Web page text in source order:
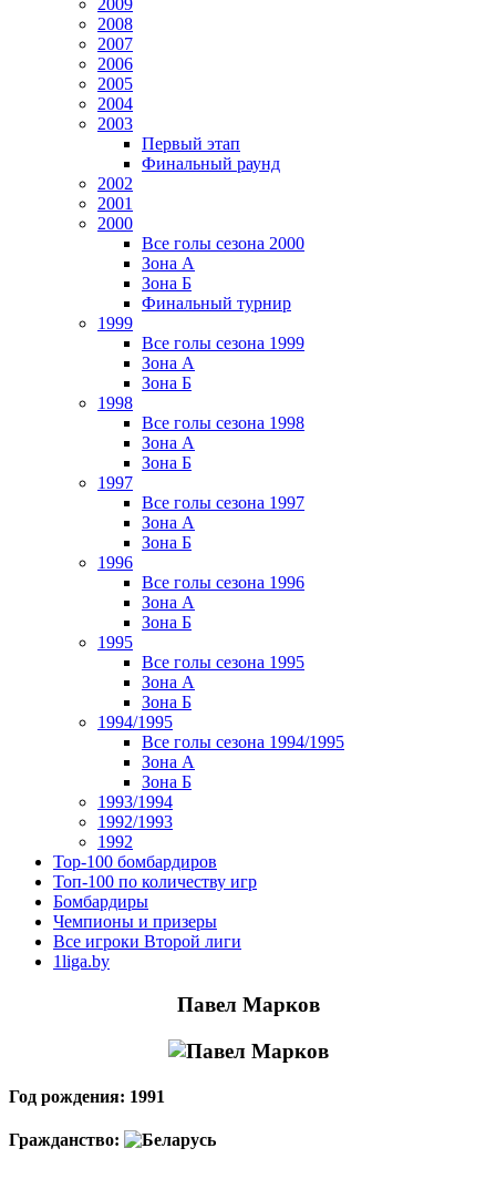
2009
2008
2007
2006
2005
2004
2003
Первый этап
Финальный раунд
2002
2001
2000
Все голы сезона 2000
Зона А
Зона Б
Финальный турнир
1999
Все голы сезона 1999
Зона А
Зона Б
1998
Все голы сезона 1998
Зона А
Зона Б
1997
Все голы сезона 1997
Зона А
Зона Б
1996
Все голы сезона 1996
Зона А
Зона Б
1995
Все голы сезона 1995
Зона А
Зона Б
1994/1995
Все голы сезона 1994/1995
Зона А
Зона Б
1993/1994
1992/1993
1992
Top-100 бомбардиров
Топ-100 по количеству игр
Бомбардиры
Чемпионы и призеры
Все игроки Второй лиги
1liga.by
Павел Марков
Год рождения: 1991
Гражданство: